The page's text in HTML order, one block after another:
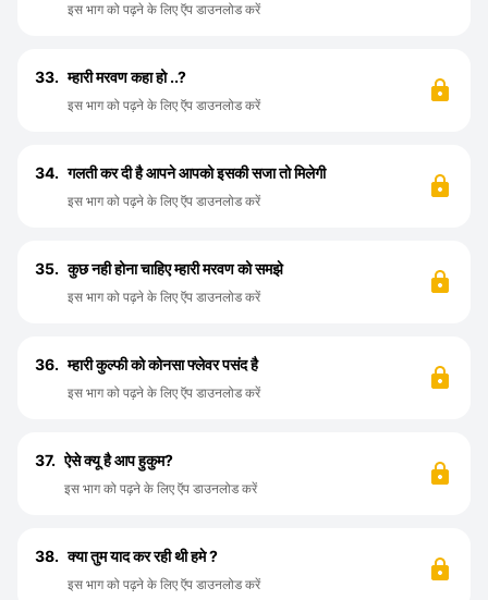
इस भाग को पढ़ने के लिए ऍप डाउनलोड करें
33. म्हारी मरवण कहा हो ..?
इस भाग को पढ़ने के लिए ऍप डाउनलोड करें
34. गलती कर दी है आपने आपको इसकी सजा तो मिलेगी
इस भाग को पढ़ने के लिए ऍप डाउनलोड करें
35. कुछ नही होना चाहिए म्हारी मरवण को समझे
इस भाग को पढ़ने के लिए ऍप डाउनलोड करें
36. म्हारी कुल्फी को कोनसा फ्लेवर पसंद है
इस भाग को पढ़ने के लिए ऍप डाउनलोड करें
37. ऐसे क्यू है आप हुकुम?
इस भाग को पढ़ने के लिए ऍप डाउनलोड करें
38. क्या तुम याद कर रही थी हमे ?
इस भाग को पढ़ने के लिए ऍप डाउनलोड करें